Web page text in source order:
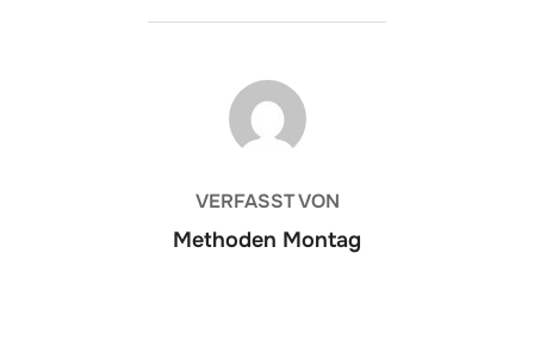
BEITRAGSAUTOR
VERFASST VON
Methoden Montag